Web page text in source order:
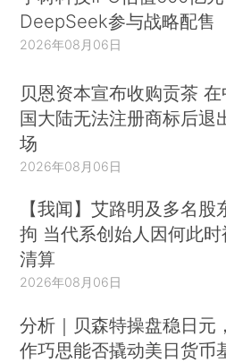
DeepSeek参与战略配售
2026年08月06日
贝恩资本宣布收购贡茶 在
国大陆无法注册商标后退
场
2026年08月06日
【我闻】艾路明及多名股
拘 当代系创始人因何此时
清算
2026年08月06日
分析｜贝森特操盘稳日元
作巧思能否撬动美日货币